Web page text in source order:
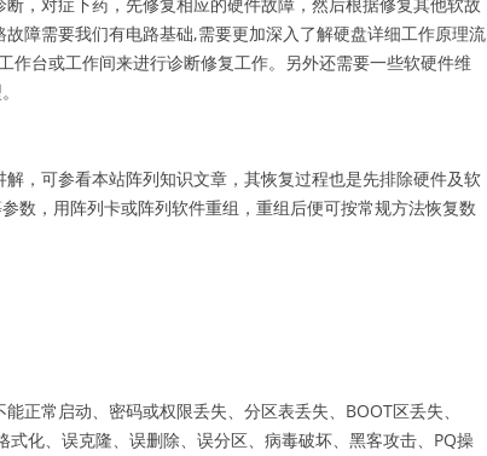
需要我们有电路基础,需要更加深入了解硬盘详细工作原理流
作台或工作间来进行诊断修复工作。另外还需要一些软硬件维
，可参看本站阵列知识文章，其恢复过程也是先排除硬件及软
数，用阵列卡或阵列软件重组，重组后便可按常规方法恢复数
正常启动、密码或权限丢失、分区表丢失、BOOT区丢失、
式化、误克隆、误删除、误分区、病毒破坏、黑客攻击、PQ操